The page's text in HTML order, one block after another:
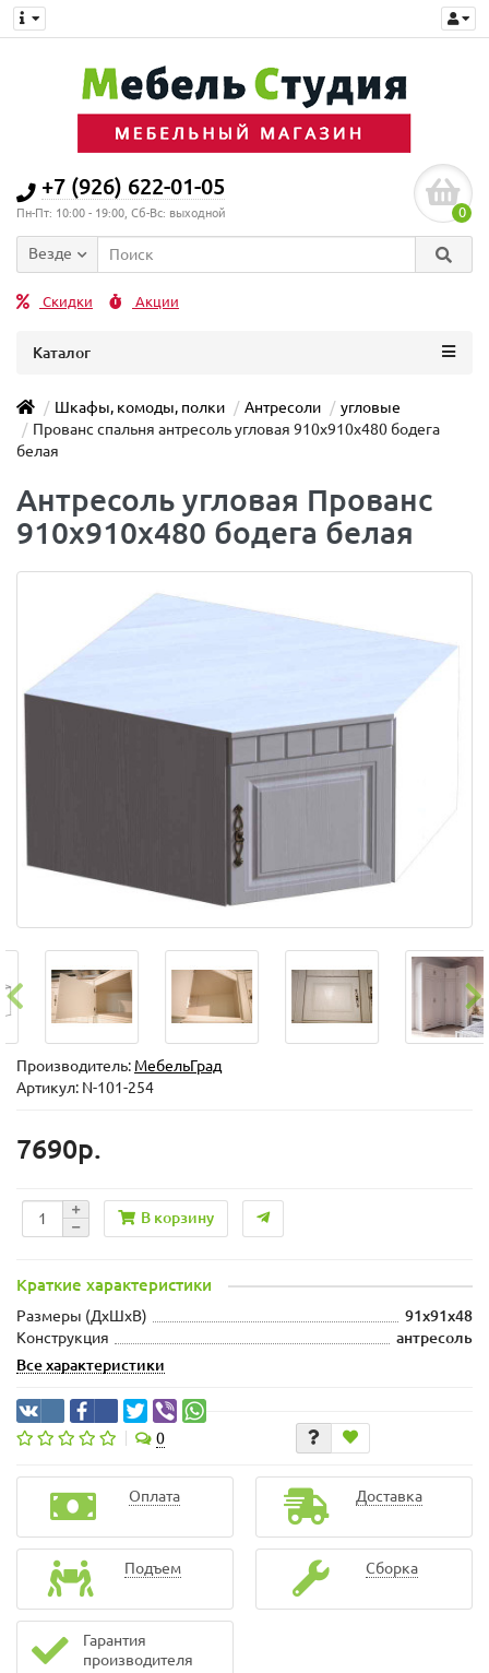
+7 (926) 622-01-05
Пн-Пт: 10:00 - 19:00, Сб-Вс: выходной 0
Везде
Скидки Акции
Каталог
Шкафы, комоды, полки Антресоли
угловые
Прованс спальня антресоль угловая 910х910х480 бодега
белая
Антресоль угловая Прованс
910х910х480 бодега белая
Производитель: МебельГрад
Артикул: N-101-254
7690р.
В корзину
Краткие характеристики
Размеры (ДхШxВ)
91x91x48
Конструкция
антресоль
Все характеристики
0
Оплата Доставка
Подъем Сборка
Гарантия
производителя